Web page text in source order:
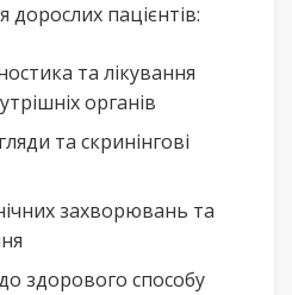
дорослих пацієнтів:
та лікування
органів
та скринінгові
захворювань та
здорового способу